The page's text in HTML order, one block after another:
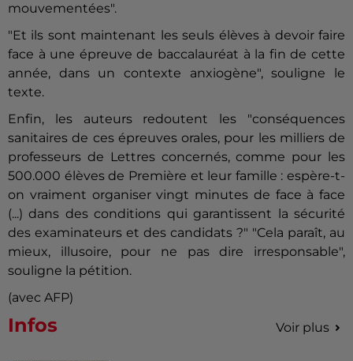
mouvementées".
"Et ils sont maintenant les seuls élèves à devoir faire
face à une épreuve de baccalauréat à la fin de cette
année, dans un contexte anxiogène", souligne le
texte.
Enfin, les auteurs redoutent les "conséquences
sanitaires de ces épreuves orales, pour les milliers de
professeurs de Lettres concernés, comme pour les
500.000 élèves de Première et leur famille : espère-t-
on vraiment organiser vingt minutes de face à face
(...) dans des conditions qui garantissent la sécurité
des examinateurs et des candidats ?" "Cela paraît, au
mieux, illusoire, pour ne pas dire irresponsable",
souligne la pétition.
(avec AFP)
Infos Voir plus